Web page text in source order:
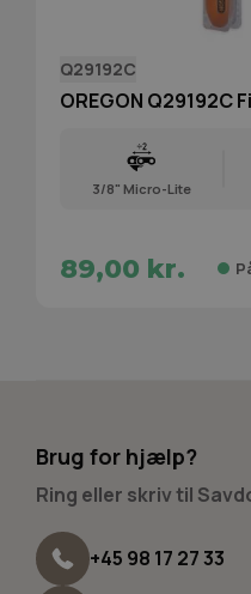
Q29192C
OREGON Q29192C
3/8" Micro-Lite
89,00 kr.
Brug for hjælp?
Ring eller skriv til
+45 98 17 27 33